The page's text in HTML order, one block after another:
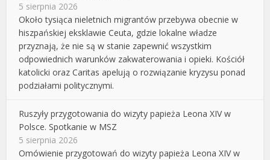
5 sierpnia 2026
Około tysiąca nieletnich migrantów przebywa obecnie w
hiszpańskiej eksklawie Ceuta, gdzie lokalne władze
przyznają, że nie są w stanie zapewnić wszystkim
odpowiednich warunków zakwaterowania i opieki. Kościół
katolicki oraz Caritas apelują o rozwiązanie kryzysu ponad
podziałami politycznymi.
Ruszyły przygotowania do wizyty papieża Leona XIV w
Polsce. Spotkanie w MSZ
5 sierpnia 2026
Omówienie przygotowań do wizyty papieża Leona XIV w